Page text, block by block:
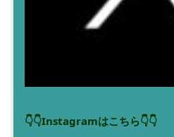
👇👇Instagramはこちら👇👇